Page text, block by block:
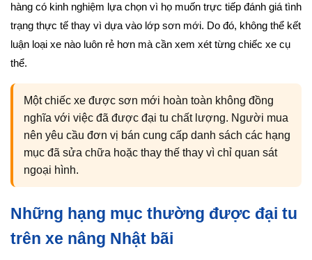
hàng có kinh nghiệm lựa chọn vì họ muốn trực tiếp đánh giá tình
trạng thực tế thay vì dựa vào lớp sơn mới. Do đó, không thể kết
luận loại xe nào luôn rẻ hơn mà cần xem xét từng chiếc xe cụ
thể.
Một chiếc xe được sơn mới hoàn toàn không đồng
nghĩa với việc đã được đại tu chất lượng. Người mua
nên yêu cầu đơn vị bán cung cấp danh sách các hạng
mục đã sửa chữa hoặc thay thế thay vì chỉ quan sát
ngoại hình.
Những hạng mục thường được đại tu
trên xe nâng Nhật bãi